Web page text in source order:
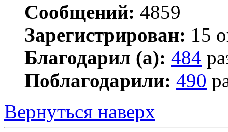
Сообщений: 4859
Зарегистрирован: 15
Благодарил (а): 484
Поблагодарили: 490
Вернуться наверх